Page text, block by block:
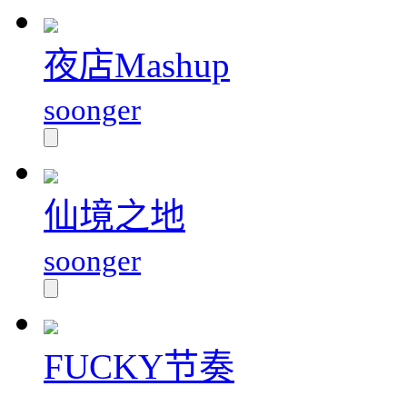
夜店Mashup
soonger
仙境之地
soonger
FUCKY节奏